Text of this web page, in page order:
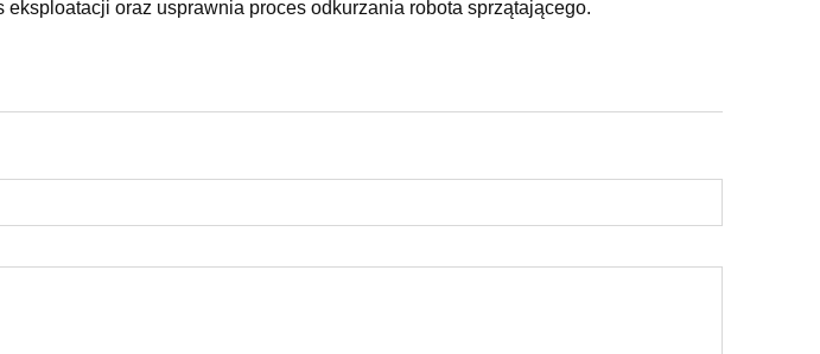
eksploatacji oraz usprawnia proces odkurzania robota sprzątającego.